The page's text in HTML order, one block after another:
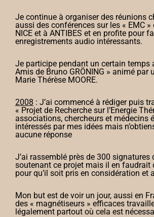
Je continue à organiser des réunions
aussi des conférences sur les « EMC »
NICE et à ANTIBES et en profite pour
enregistrements audio intéressants.
Je participe pendant un certain temps
Amis de Bruno GRÖNING » animé par
Marie Thérèse MOORE.
2008 : J’ai commencé à rédiger puis
« Projet de Recherche sur l’Energie
associations, chercheurs et médecins
intéressés par mes idées mais
aucune réponse
J’ai rassemblé près de 300 signatures
soutenant ce projet mais il en faudrait
pour qu’il soit pris en considération et
Mon but est de voir un jour, aussi en
des « magnétiseurs » efficaces
légalement partout où cela est